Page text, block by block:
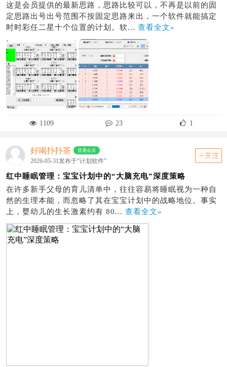
这是会员提供的最新思路，思路比较可以，不再是以前的固
定思路出号出号范围不按固定思路来出，一个软件就能搞定
时时彩任二星十个位置的计划。软... 查看全文»
1109 23 1
好喝扑扑茶 普通会员
2026-05-31发布于“计划软件”
关注
红中睡眠管理：宝宝计划中的“大脑充电”深度策略
在许多新手父母的育儿清单中，往往容易将睡眠视为一种自
然的生理本能，而忽略了其在宝宝计划中的战略地位。事实
上，婴幼儿的生长激素约有 80... 查看全文»